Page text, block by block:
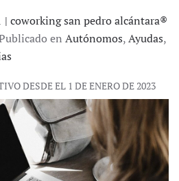
| coworking san pedro alcántara®
en Autónomos,Ayudas,
DESDE EL 1 DE ENERO DE 2023